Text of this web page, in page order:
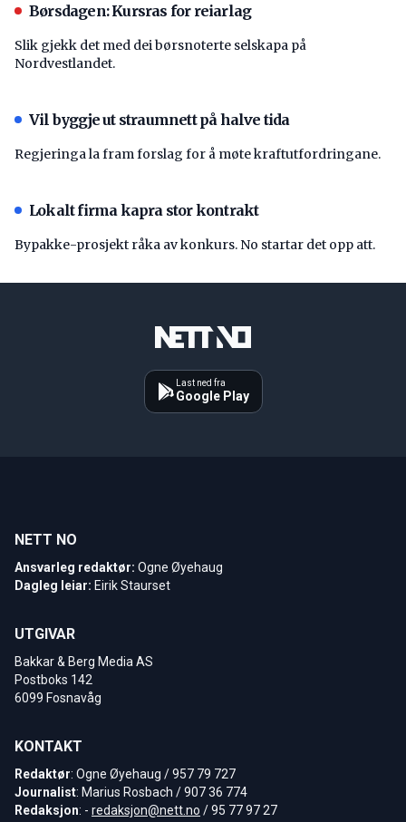
Børsdagen: Kursras for reiarlag
Slik gjekk det med dei børsnoterte selskapa på
Nordvestlandet.
Vil byggje ut straumnett på halve tida
Regjeringa la fram forslag for å møte kraftutfordringane.
Lokalt firma kapra stor kontrakt
Bypakke-prosjekt råka av konkurs. No startar det opp att.
Last ned fra
Google Play
NETT NO
Ansvarleg redaktør: Ogne Øyehaug
Dagleg leiar: Eirik Staurset
UTGIVAR
Bakkar & Berg Media AS
Postboks 142
6099 Fosnavåg
KONTAKT
Redaktør: Ogne Øyehaug / 957 79 727
Journalist: Marius Rosbach / 907 36 774
Redaksjon: - redaksjon@nett.no / 95 77 97 27